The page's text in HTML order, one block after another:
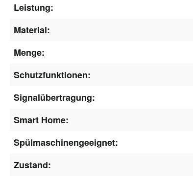
Leistung:
Material:
Menge:
Schutzfunktionen:
Signalübertragung:
Smart Home:
Spülmaschinengeeignet:
Zustand: